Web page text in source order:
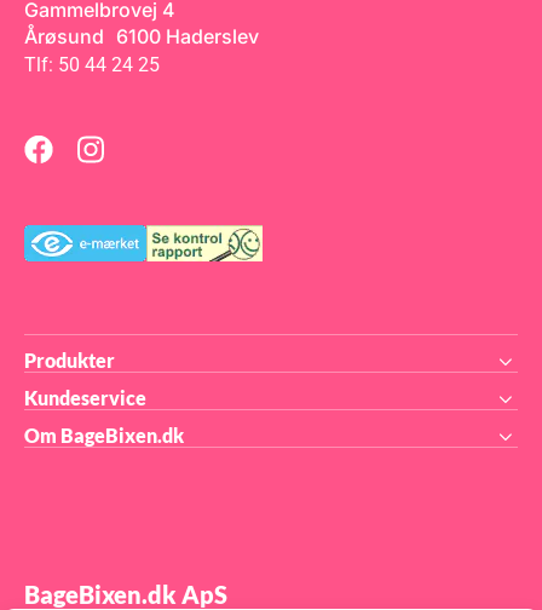
Gammelbrovej 4
Årøsund 6100 Haderslev
Tlf: 50 44 24 25
Produkter
Kundeservice
Om BageBixen.dk
BageBixen.dk ApS